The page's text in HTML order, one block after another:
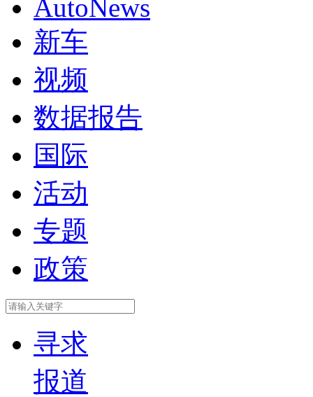
AutoNews
新车
视频
数据报告
国际
活动
专题
政策
寻求
报道